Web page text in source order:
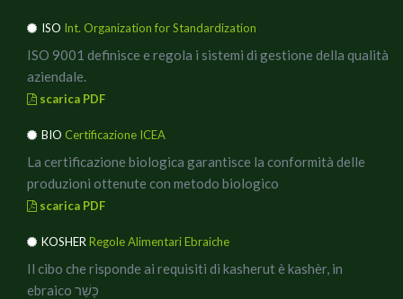
ISO Int. Organization for Standardization
ISO 9001 definisce e regola i sistemi di gestione della qualità
aziendale.
scarica PDF
BIO Certificazione ICEA
La certificazione biologica garantisce la conformità delle
produzioni ottenute con metodo biologico
scarica PDF
KOSHER Regole Alimentari Ebraiche
Il cibo che risponde ai requisiti di kasherut è kashèr, in
ebraico כָּשֵׁר